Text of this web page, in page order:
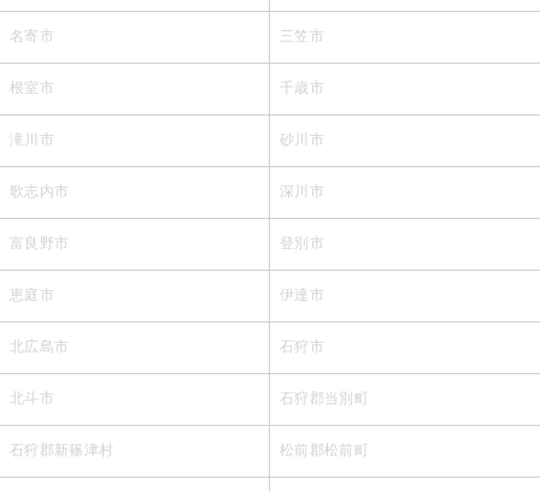
名寄市 三笠市
根室市 千歳市
滝川市 砂川市
歌志内市 深川市
富良野市 登別市
恵庭市 伊達市
北広島市 石狩市
北斗市 石狩郡当別町
石狩郡新篠津村 松前郡松前町